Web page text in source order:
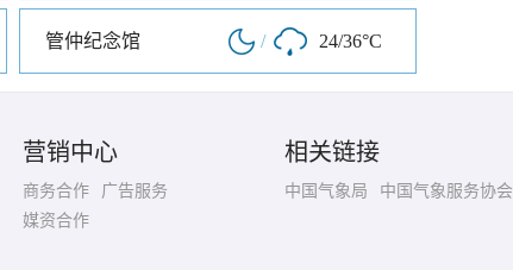
管仲纪念馆 / 24/36°C
营销中心
商务合作
广告服务
媒资合作
相关链接
中国气象局 中国气象服务协会